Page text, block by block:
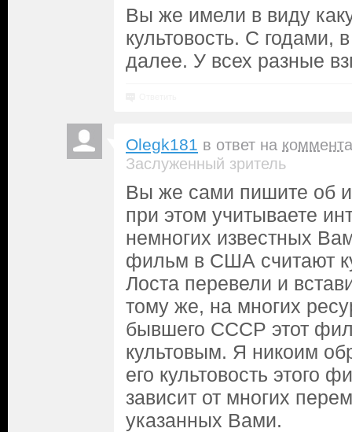
Вы же имели в виду
культовость. С годами,
далее. У всех разные
Olegk181 в ответ на
Заслуженный зритель
Вы же сами пишите об
при этом учитываете
немногих известных
фильм в США считают
Лоста перевели и
тому же, на многих
бывшего СССР этот
культовым. Я никоим
его культовость этого
зависит от многих
указанных Вами.